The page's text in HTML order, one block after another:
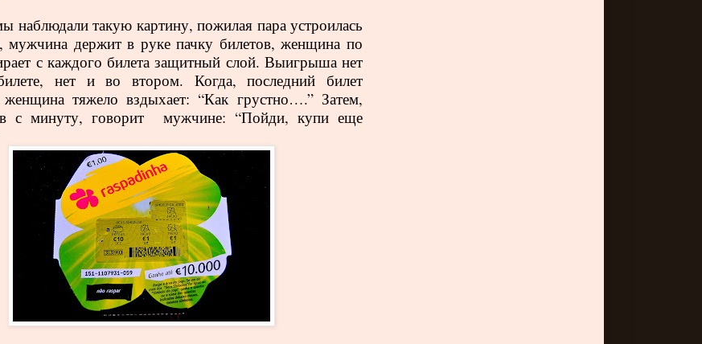
наблюдали такую картину, пожилая пара устроилась
мужчина держит в руке пачку билетов, женщина по
с каждого билета защитный слой. Выигрыша нет
нет и во втором. Когда, последний билет
тяжело вздыхает: “Как грустно….” Затем,
с минуту, говорит
мужчине: “Пойди, купи еще